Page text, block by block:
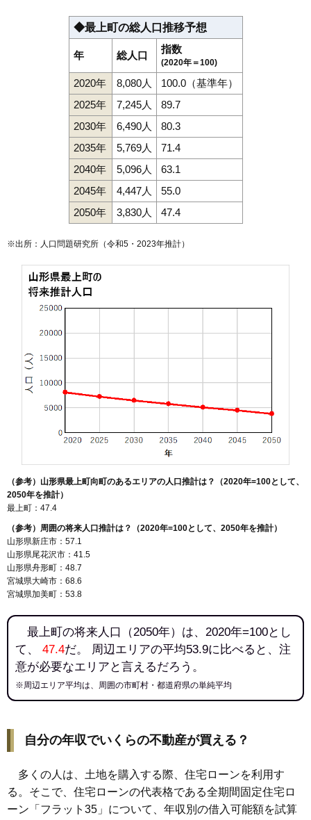
◆最上町の総人口推移予想
年 総人口
指数
(2020年＝100)
2020年 8,080人
100.0（基準年）
2025年
7,245人
89.7
2030年
6,490人
80.3
2035年
5,769人
71.4
2040年
5,096人
63.1
2045年
4,447人
55.0
2050年
3,830人 47.4
※出所：人口問題研究所（令和5・2023年推計）
（参考）山形県最上町向町のあるエリアの人口推計は？（2020年=100として、
2050年を推計）
最上町：47.4
（参考）周囲の将来人口推計は？（2020年=100として、2050年を推計）
山形県新庄市：57.1
山形県尾花沢市：41.5
山形県舟形町：48.7
宮城県大崎市：68.6
宮城県加美町：53.8
最上町の将来人口（2050年）は、2020年=100とし
て、 47.4だ。 周辺エリアの平均53.9に比べると、注
意が必要なエリアと言えるだろう。
※周辺エリア平均は、周囲の市町村・都道府県の単純平均
自分の年収でいくらの不動産が買える？
多くの人は、土地を購入する際、住宅ローンを利用す
る。そこで、住宅ローンの代表格である全期間固定住宅ロ
ーン「フラット35」について、年収別の借入可能額を試算